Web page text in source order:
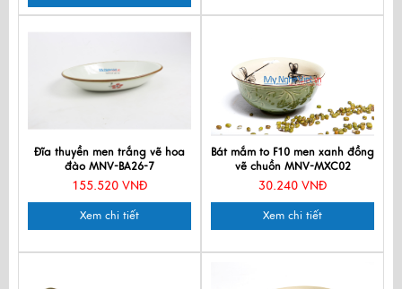
Đĩa thuyền men trắng vẽ hoa
đào MNV-BA26-7
155.520 VNĐ
Xem chi tiết
Bát mắm to F10 men xanh đồng
vẽ chuồn MNV-MXC02
30.240 VNĐ
Xem chi tiết